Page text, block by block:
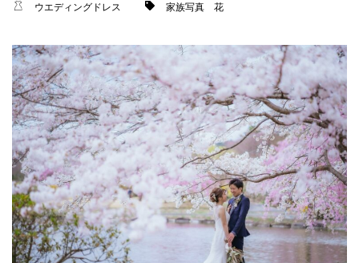
ウエディングドレス 家族写真 花